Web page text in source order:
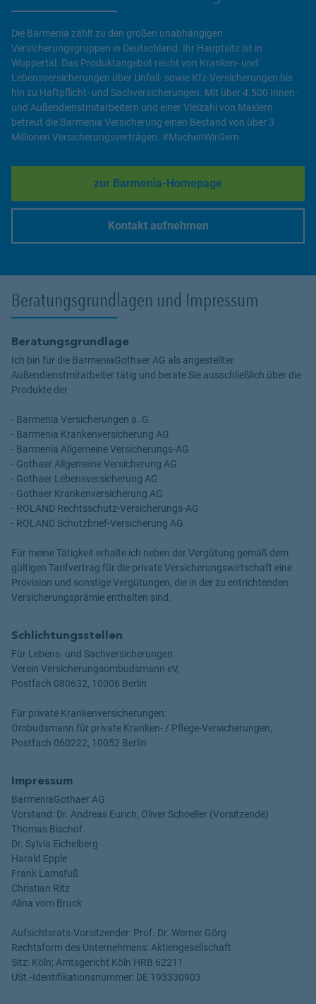
Die Barmenia zählt zu den großen unabhängigen
Versicherungsgruppen in Deutschland. Ihr Hauptsitz ist in
Wuppertal. Das Produktangebot reicht von Kranken- und
Lebensversicherungen über Unfall- sowie Kfz-Versicherungen bis
hin zu Haftpflicht- und Sachversicherungen. Mit über 4.500 Innen-
und Außendienstmitarbeitern und einer Vielzahl von Maklern
betreut die Barmenia Versicherung einen Bestand von über 3
Millionen Versicherungsverträgen. #MachenWirGern
zur Barmenia-Homepage
Link Opens in New Tab
Kontakt aufnehmen
Beratungsgrundlagen und Impressum
Beratungsgrundlage
Ich bin für die BarmeniaGothaer AG als angestellter
Außendienstmitarbeiter tätig und berate Sie ausschließlich über die
Produkte der
- Barmenia Versicherungen a. G.
- Barmenia Krankenversicherung AG
- Barmenia Allgemeine Versicherungs-AG
- Gothaer Allgemeine Versicherung AG
- Gothaer Lebensversicherung AG
- Gothaer Krankenversicherung AG
- ROLAND Rechtsschutz-Versicherungs-AG
- ROLAND Schutzbrief-Versicherung AG
Für meine Tätigkeit erhalte ich neben der Vergütung gemäß dem
gültigen Tarifvertrag für die private Versicherungswirtschaft eine
Provision und sonstige Vergütungen, die in der zu entrichtenden
Versicherungsprämie enthalten sind.
Schlichtungsstellen
Für Lebens- und Sachversicherungen:
Verein Versicherungsombudsmann eV,
Postfach 080632, 10006 Berlin
Für private Krankenversicherungen:
Ombudsmann für private Kranken- / Pflege-Versicherungen,
Postfach 060222, 10052 Berlin
Impressum
BarmeniaGothaer AG
Vorstand: Dr. Andreas Eurich, Oliver Schoeller (Vorsitzende)
Thomas Bischof
Dr. Sylvia Eichelberg
Harald Epple
Frank Lamsfuß
Christian Ritz
Alina vom Bruck
Aufsichtsrats-Vorsitzender: Prof. Dr. Werner Görg
Rechtsform des Unternehmens: Aktiengesellschaft
Sitz: Köln; Amtsgericht Köln HRB 62211
USt.-Identifikationsnummer: DE 193330903